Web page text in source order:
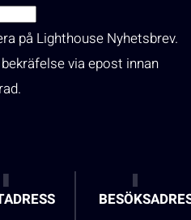
på Lighthouse Nyhetsbrev.
via epost innan